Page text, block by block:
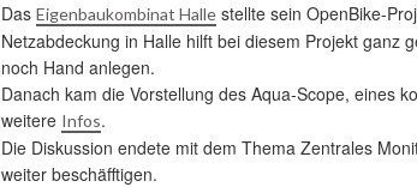
Das Eigenbaukombinat Hallestellte sein OpenBike-
Netzabdeckung in Halle hilft bei diesem Projekt ganz
noch Hand anlegen.
Danach kam die Vorstellung des Aqua-Scope, eines
weitere Infos.
Die Diskussion endete mit dem Thema Zentrales
weiter beschäfftigen.